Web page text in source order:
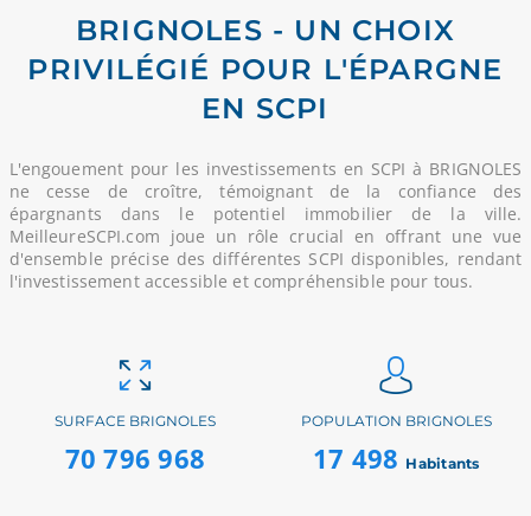
BRIGNOLES - UN CHOIX
PRIVILÉGIÉ POUR L'ÉPARGNE
EN SCPI
L'engouement pour les investissements en SCPI à BRIGNOLES
ne cesse de croître, témoignant de la confiance des
épargnants dans le potentiel immobilier de la ville.
MeilleureSCPI.com joue un rôle crucial en offrant une vue
d'ensemble précise des différentes SCPI disponibles, rendant
l'investissement accessible et compréhensible pour tous.
SURFACE BRIGNOLES
70 796 968
POPULATION BRIGNOLES
17 498 Habitants